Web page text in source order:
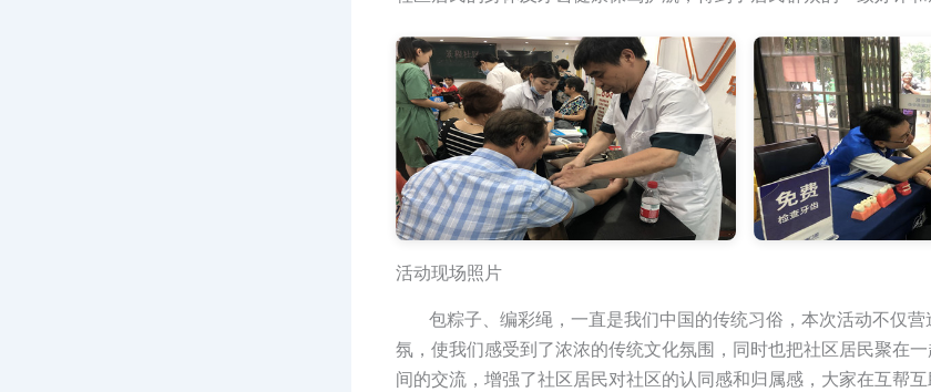
活动现场照片
包粽子、编彩绳，一直是我们中国的传统习俗，本次活动不仅营
氛，使我们感受到了浓浓的传统文化氛围，同时也把社区居民聚在
间的交流，增强了社区居民对社区的认同感和归属感，大家在互帮